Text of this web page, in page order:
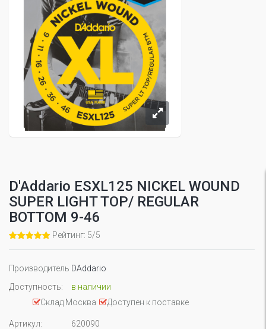
D'Addario ESXL125 NICKEL WOUND
SUPER LIGHT TOP/ REGULAR
BOTTOM 9-46
Рейтинг: 5/5
Производитель DAddario
Доступность:
в наличии
Склад Москва
Доступен к поставке
Артикул: 620090